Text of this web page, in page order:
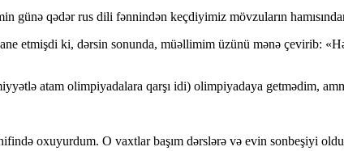
günə qədər rus dili fənnindən keçdiyimiz mövzuların
etmişdi ki, dərsin sonunda, müəllimim üzünü mənə çevirib:
atam olimpiyadalara qarşı idi) olimpiyadaya getmədim,
oxuyurdum. O vaxtlar başım dərslərə və evin sonbeşiyi